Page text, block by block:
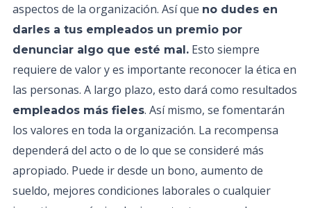
aspectos de la organización. Así que no dudes en
darles a tus empleados un premio por
denunciar algo que esté mal. Esto siempre
requiere de valor y es importante reconocer la ética en
las personas. A largo plazo, esto dará como resultados
empleados más fieles. Así mismo, se fomentarán
los valores en toda la organización. La recompensa
dependerá del acto o de lo que se consideré más
apropiado. Puede ir desde un bono, aumento de
sueldo, mejores condiciones laborales o cualquier